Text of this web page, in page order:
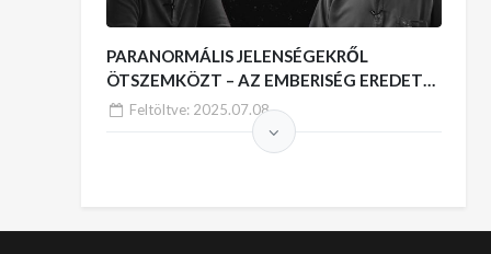
PARANORMÁLIS JELENSÉGEKRŐL
ÖTSZEMKÖZT – AZ EMBERISÉG EREDETE
– Vendégünk: Kalmár János
Feltöltve: 2025.07.08.